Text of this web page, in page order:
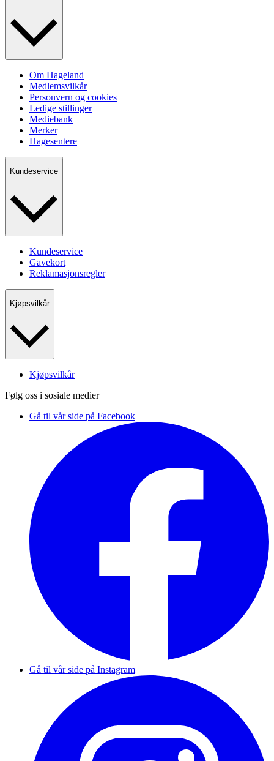
Om Hageland
Medlemsvilkår
Personvern og cookies
Ledige stillinger
Mediebank
Merker
Hagesentere
Kundeservice
Kundeservice
Gavekort
Reklamasjonsregler
Kjøpsvilkår
Kjøpsvilkår
Følg oss i sosiale medier
Gå til vår side på Facebook
Gå til vår side på Instagram